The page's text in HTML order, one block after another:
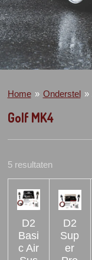
Home » Onderstel »
Golf MK4
5 resultaten
D2
Basi
c Air
D2
Sup
er